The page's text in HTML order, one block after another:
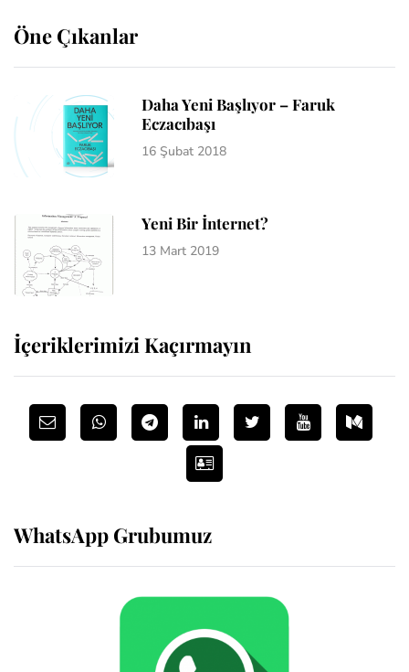
Öne Çıkanlar
Daha Yeni Başlıyor – Faruk
Eczacıbaşı
16 Şubat 2018
Yeni Bir İnternet?
13 Mart 2019
İçeriklerimizi Kaçırmayın
WhatsApp Grubumuz